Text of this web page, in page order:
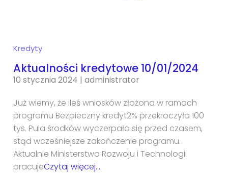
Kredyty
Aktualności kredytowe 10/01/2024
10 stycznia 2024 |administrator
Już wiemy, że ileś wniosków złożona w ramach
programu Bezpieczny kredyt2% przekroczyła 100
tys. Pula środków wyczerpała się przed czasem,
stąd wcześniejsze zakończenie programu.
Aktualnie Ministerstwo Rozwoju i Technologii
pracujeCzytaj więcej…